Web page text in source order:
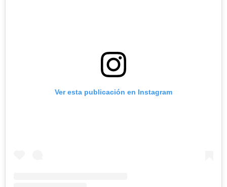
Ver esta publicación en Instagram